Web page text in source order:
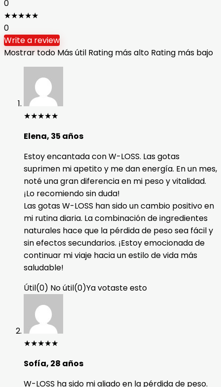
0
★★★★★
0
Write a review
Mostrar todo Más útil Rating más alto Rating más bajo
★★★★★
Elena, 35 años
Estoy encantada con W-LOSS. Las gotas
suprimen mi apetito y me dan energía. En un mes,
noté una gran diferencia en mi peso y vitalidad.
¡Lo recomiendo sin duda!
Las gotas W-LOSS han sido un cambio positivo en
mi rutina diaria. La combinación de ingredientes
naturales hace que la pérdida de peso sea fácil y
sin efectos secundarios. ¡Estoy emocionada de
continuar mi viaje hacia un estilo de vida más
saludable!
Útil(0) No útil(0)Ya votaste esto
★★★★★
Sofía, 28 años
W-LOSS ha sido mi aliado en la pérdida de peso.